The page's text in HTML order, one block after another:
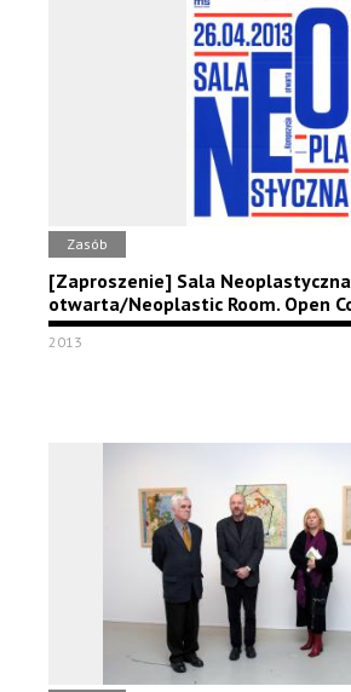
Zasób
[Zaproszenie] Sala
otwarta/Neoplastic Room. Open
2013